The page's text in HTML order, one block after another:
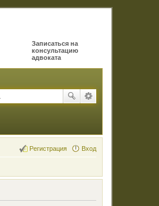
Записаться на
консультацию
адвоката
Вход
Регистрация